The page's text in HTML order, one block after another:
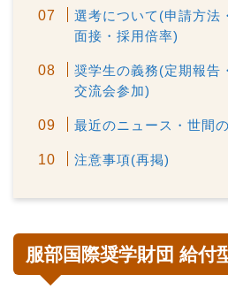
選考について(申請方法
面接・採用倍率)
奨学生の義務(定期報告
交流会参加)
最近のニュース・世間
注意事項(再掲)
服部国際奨学財団 給付